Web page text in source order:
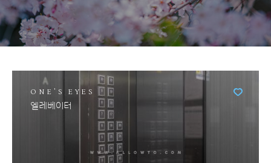
ONE'S EYES
엘레베이터